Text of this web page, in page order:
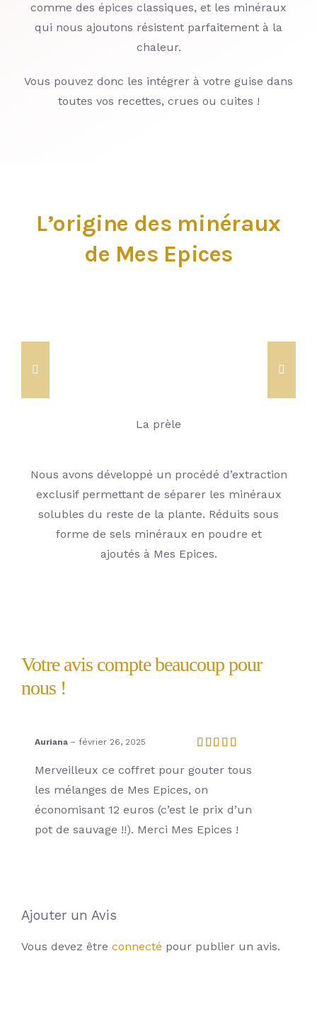
comme des épices classiques, et les minéraux
qui nous ajoutons résistent parfaitement à la
chaleur.
Vous pouvez donc les intégrer à votre guise dans
toutes vos recettes, crues ou cuites !
L’origine des minéraux
de Mes Epices
La prèle
Nous avons développé un procédé d’extraction
exclusif permettant de séparer les minéraux
solubles du reste de la plante. Réduits sous
forme de sels minéraux en poudre et
ajoutés à Mes Epices.
Votre avis compte beaucoup pour
nous !
Auriana – février 26, 2025
Merveilleux ce coffret pour gouter tous
les mélanges de Mes Epices, on
économisant 12 euros (c’est le prix d’un
pot de sauvage !!). Merci Mes Epices !
Ajouter un Avis
Vous devez être connecté pour publier un avis.